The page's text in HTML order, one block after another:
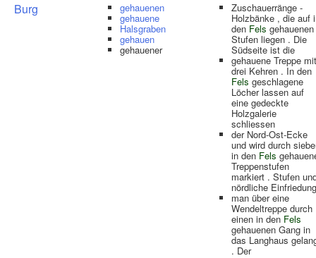
Burg gehauenen
gehauene
Halsgraben
gehauen
gehauener
Zuschauerränge -
Holzbänke , die auf
den Fels gehauenen
Stufen liegen . Die
Südseite ist die
gehauene Treppe mit
drei Kehren . In den
Fels geschlagene
Löcher lassen auf
eine gedeckte
Holzgalerie
schliessen
der Nord-Ost-Ecke
und wird durch
in den Fels
Treppenstufen
markiert . Stufen
nördliche Einfriedung
man über eine
Wendeltreppe durch
einen in den Fels
gehauenen Gang in
das Langhaus
. Der